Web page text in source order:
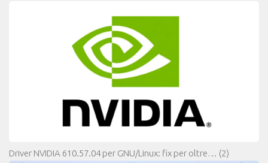
Driver NVIDIA 610.57.04 per GNU/Linux: fix per oltre… (2)